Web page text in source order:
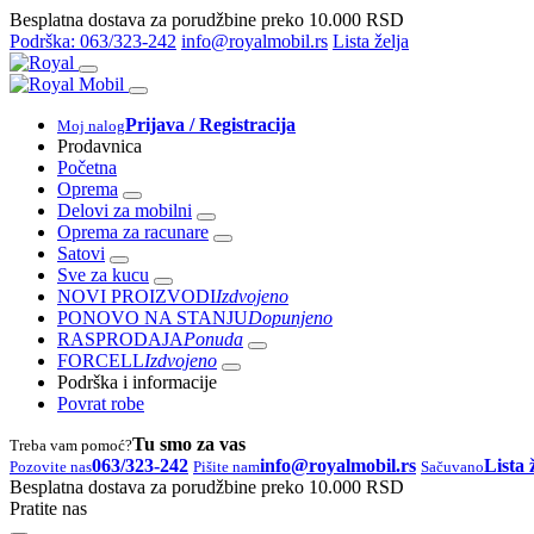
Besplatna dostava za porudžbine preko 10.000 RSD
Podrška: 063/323-242 info@royalmobil.rs Lista želja
Moj nalogPrijava / Registracija
Prodavnica
Početna
Oprema
Delovi za mobilni
Oprema za racunare
Satovi
Sve za kucu
NOVI PROIZVODIIzdvojeno
PONOVO NA STANJUDopunjeno
RASPRODAJAPonuda
FORCELLIzdvojeno
Podrška i informacije
Povrat robe
Treba vam pomoć?Tu smo za vas
Pozovite nas063/323-242 Pišite naminfo@royalmobil.rs SačuvanoLista
Besplatna dostava za porudžbine preko 10.000 RSD
Pratite nas